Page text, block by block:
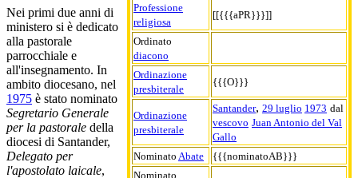
Professione
religiosa
[[{{{aPR}}}]]
Ordinato
diacono
Ordinazione
presbiterale
{{{O}}}
Ordinazione
presbiterale
Santander, 29 luglio 1973 dal
vescovo Juan Antonio del Val
Gallo
Nominato Abate
{{{nominatoAB}}}
Nominato
Nei primi due anni di
ministero si è dedicato
alla pastorale
parrocchiale e
all'insegnamento. In
ambito diocesano, nel
1975 è stato nominato
Segretario Generale
per la pastorale della
diocesi di Santander,
Delegato per
l'apostolato laicale,